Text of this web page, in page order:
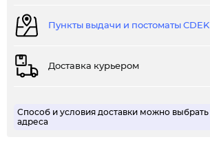
Пункты выдачи и постоматы CDEK
Доставка курьером
Способ и условия доставки можно выбрать
адреса